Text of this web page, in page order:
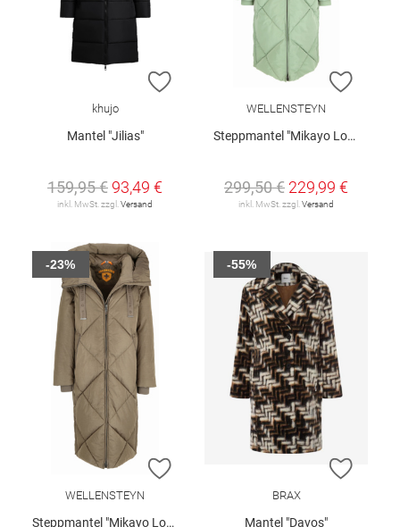
ZUR WUNSCHLISTE HINZUFÜGEN
khujo
Mantel "Jilias"
159,95 € 93,49 €
inkl. MwSt. zzgl. Versand
ZUR
WELLENSTEYN
Steppmantel "Mikayo Long"
299,50 € 229,99 €
inkl. MwSt. zzgl. Versand
ZUR WUNSCHLISTE HINZUFÜGEN
WELLENSTEYN
Steppmantel "Mikayo Long"
-23%
ZUR
BRAX
Mantel "Davos"
-55%